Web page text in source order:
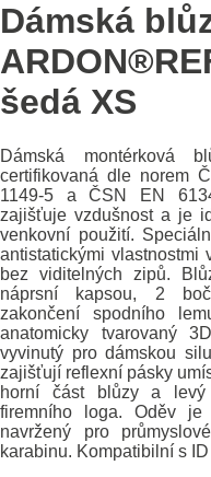
Dámská
šedá XS
Dámská montérková
certifikovaná dle norem
1149-5 a ČSN EN
zajišťuje vzdušnost a je
venkovní použití.
antistatickými vlastnostmi
bez viditelných zipů.
náprsní kapsou, 2
zakončení spodního
anatomicky tvarovaný
vyvinutý pro dámskou
zajišťují reflexní pásky
horní část blůzy a levý
firemního loga. Oděv je
navržený pro
karabinu. Kompatibilní s